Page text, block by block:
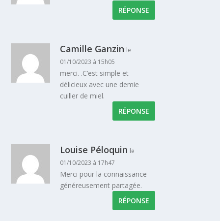
RÉPONSE
Camille Ganzin le
01/10/2023 à 15h05
merci. .C’est simple et
délicieux avec une demie
cuiller de miel.
RÉPONSE
Louise Péloquin le
01/10/2023 à 17h47
Merci pour la connaissance
généreusement partagée.
RÉPONSE